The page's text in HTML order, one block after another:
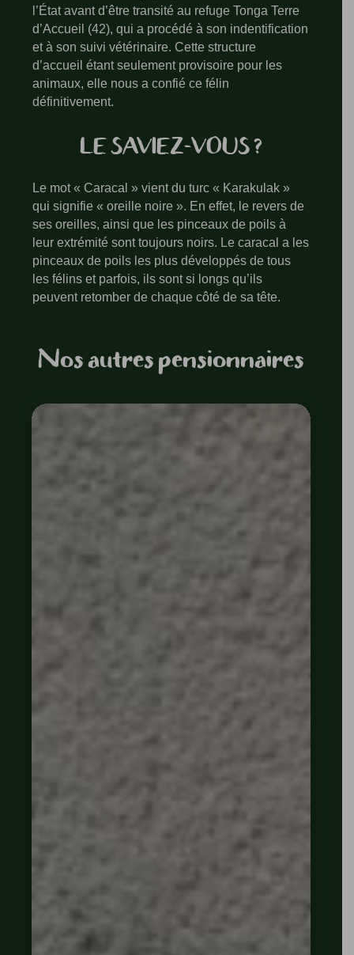
l’État avant d’être transité au refuge Tonga Terre
d’Accueil (42), qui a procédé à son indentification
et à son suivi vétérinaire. Cette structure
d’accueil étant seulement provisoire pour les
animaux, elle nous a confié ce félin
définitivement.
LE SAVIEZ-VOUS ?
Le mot « Caracal » vient du turc « Karakulak »
qui signifie « oreille noire ». En effet, le revers de
ses oreilles, ainsi que les pinceaux de poils à
leur extrémité sont toujours noirs. Le caracal a les
pinceaux de poils les plus développés de tous
les félins et parfois, ils sont si longs qu’ils
peuvent retomber de chaque côté de sa tête.
Nos autres pensionnaires